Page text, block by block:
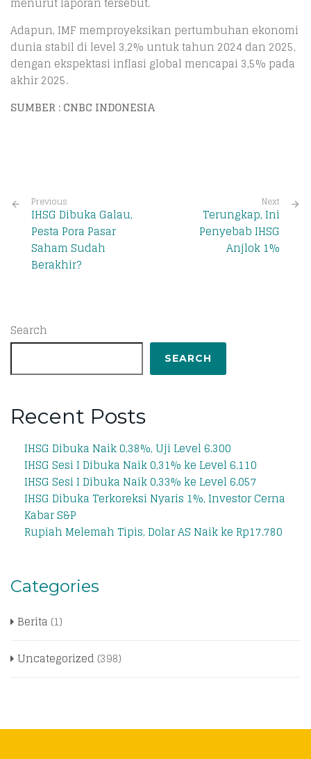
Adapun, IMF memproyeksikan pertumbuhan ekonomi
dunia stabil di level 3,2% untuk tahun 2024 dan 2025,
dengan ekspektasi inflasi global mencapai 3,5% pada
akhir 2025.
SUMBER : CNBC INDONESIA
Previous
IHSG Dibuka Galau,
Pesta Pora Pasar
Saham Sudah
Berakhir?
Next
Terungkap, Ini
Penyebab IHSG
Anjlok 1%
Search
SEARCH
Recent Posts
IHSG Dibuka Naik 0,38%, Uji Level 6.300
IHSG Sesi I Dibuka Naik 0,31% ke Level 6.110
IHSG Sesi I Dibuka Naik 0,33% ke Level 6.057
IHSG Dibuka Terkoreksi Nyaris 1%, Investor Cerna
Kabar S&P
Rupiah Melemah Tipis, Dolar AS Naik ke Rp17.780
Categories
Berita (1)
Uncategorized (398)